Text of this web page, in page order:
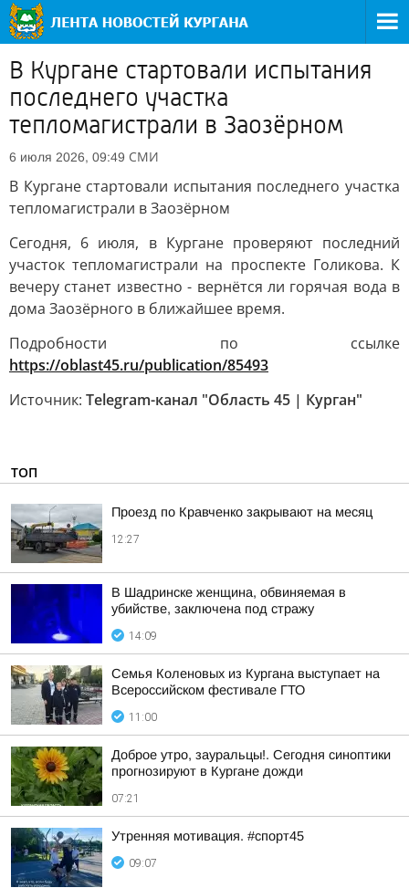
В Кургане стартовали испытания
последнего участка
тепломагистрали в Заозёрном
6 июля 2026, 09:49 СМИ
В Кургане стартовали испытания последнего участка
тепломагистрали в Заозёрном
Сегодня, 6 июля, в Кургане проверяют последний
участок тепломагистрали на проспекте Голикова. К
вечеру станет известно - вернётся ли горячая вода в
дома Заозёрного в ближайшее время.
Подробности по ссылке
https://oblast45.ru/publication/85493
Источник: Telegram-канал "Область 45 | Курган"
ТОП
Проезд по Кравченко закрывают на месяц
12:27
В Шадринске женщина, обвиняемая в
убийстве, заключена под стражу
14:09
Семья Коленовых из Кургана выступает на
Всероссийском фестивале ГТО
11:00
Доброе утро, зауральцы!. Сегодня синоптики
прогнозируют в Кургане дожди
07:21
Утренняя мотивация. #спорт45
09:07